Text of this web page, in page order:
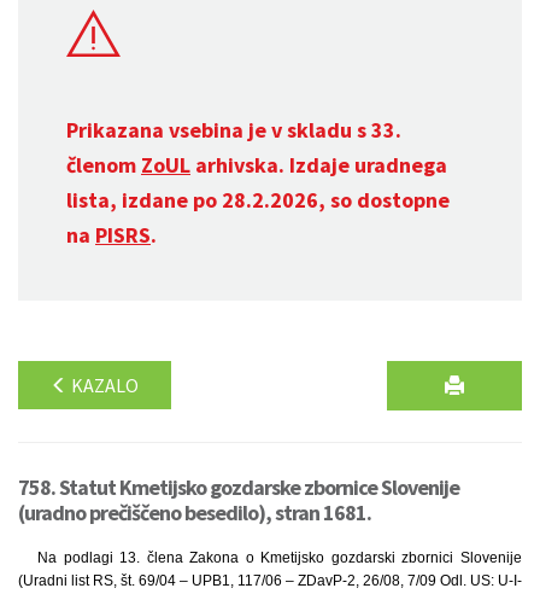
Prikazana vsebina je v skladu s 33.
členom ZoUL arhivska. Izdaje uradnega
lista, izdane po 28.2.2026, so dostopne
na PISRS.
KAZALO
758. Statut Kmetijsko gozdarske zbornice Slovenije
(uradno prečiščeno besedilo), stran 1681.
Na podlagi 13. člena Zakona o Kmetijsko gozdarski zbornici Slovenije
(Uradni list RS, št. 69/04 – UPB1, 117/06 – ZDavP-2, 26/08, 7/09 Odl. US: U-I-